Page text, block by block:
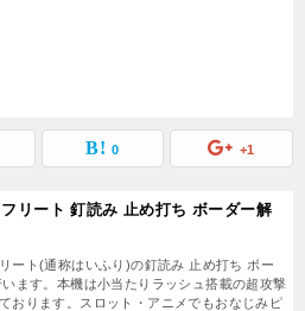
0 +1
リート 釘読み 止め打ち ボーダー解
ート(通称はいふり)の釘読み 止め打ち ボー
ます。本機は小当たりラッシュ搭載の超攻撃
おります。スロット・アニメでもおなじみピ